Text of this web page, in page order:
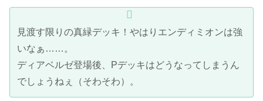
見渡す限りの真緑デッキ！やはりエンディミオンは強
いなぁ……。
ディアベルゼ登場後、Pデッキはどうなってしまうん
でしょうねぇ（そわそわ）。